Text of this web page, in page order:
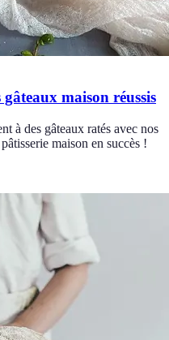
maison réussis
à des gâteaux ratés avec nos
maison en succès !